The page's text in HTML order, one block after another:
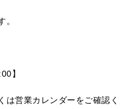
。
】
営業カレンダーをご確認く